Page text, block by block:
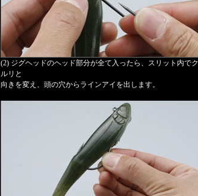
(2) ジグヘッドのヘッド部分が全て入ったら、スリット内でク
ルリと
向きを変え、頭の穴からラインアイを出します。